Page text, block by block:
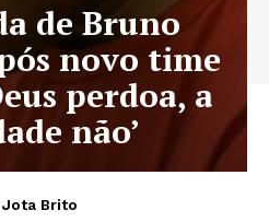
de Bruno
novo time
perdoa, a
não’
Jota Brito